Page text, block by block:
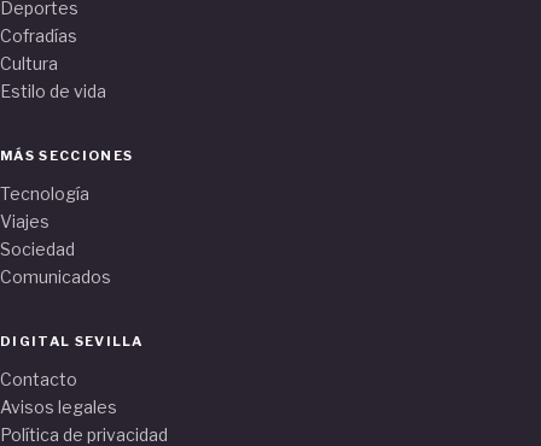
Deportes
Cofradías
Cultura
Estilo de vida
MÁS SECCIONES
Tecnología
Viajes
Sociedad
Comunicados
DIGITAL SEVILLA
Contacto
Avisos legales
Política de privacidad